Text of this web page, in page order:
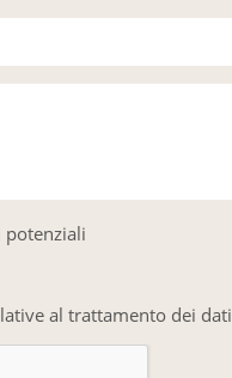
potenziali
al trattamento dei dati